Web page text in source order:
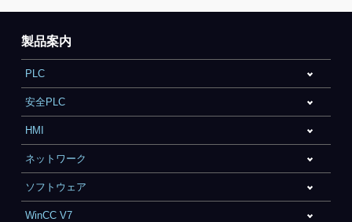
製品案内
PLC
安全PLC
HMI
ネットワーク
ソフトウェア
WinCC V7